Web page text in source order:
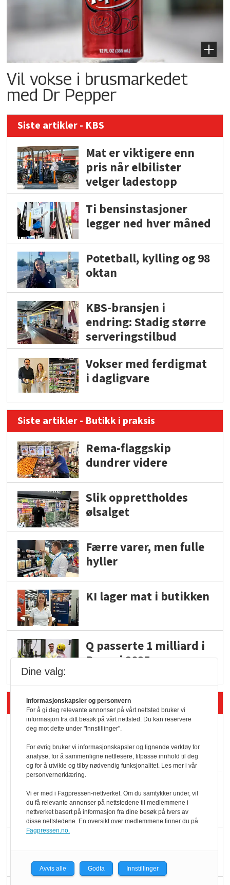
Vil vokse i brusmarkedet
med Dr Pepper
Siste artikler - KBS
Mat er viktigere enn
pris når elbilister
velger ladestopp
Ti bensinstasjoner
legger ned hver måned
Potetball, kylling og 98
oktan
KBS-bransjen i
endring: Stadig større
serveringstilbud
Vokser med ferdigmat
i dagligvare
Siste artikler - Butikk i praksis
Rema-flaggskip
dundrer videre
Slik opprettholdes
ølsalget
Færre varer, men fulle
hyller
KI lager mat i butikken
Q passerte 1 milliard i
Rema i 2025
Siste artikler - Økologisk
Kolonihagens norske
yoghurt: Trues av
melkemangel
Marit Kolby vant
Økologisk Norge sin
hederspris
økologisk i butikkhylla
Dine valg:
Informasjonskapsler og personvern
For å gi deg relevante annonser på vårt nettsted bruker vi
informasjon fra ditt besøk på vårt nettsted. Du kan reservere
deg mot dette under "Innstillinger".
For øvrig bruker vi informasjonskapsler og lignende verktøy for
analyse, for å sammenligne nettlesere, tilpasse innhold til deg
og for å utvikle og tilby nødvendig funksjonalitet. Les mer i vår
personvernerklæring.
Vi er med i Fagpressen-nettverket. Om du samtykker under, vil
du få relevante annonser på nettstedene til medlemmene i
nettverket basert på informasjon fra dine besøk på tvers av
disse nettstedene. En oversikt over medlemmene finner du på
Fagpressen.no.
Avvis alle Godta Innstillinger